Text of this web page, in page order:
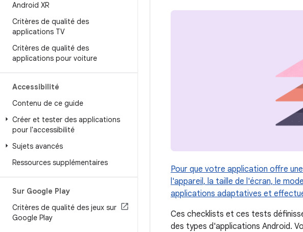
Android XR
Critères de qualité des
applications TV
Critères de qualité des
applications pour voiture
Accessibilité
Contenu de ce guide
Créer et tester des applications
pour l'accessibilité
Sujets avancés
Ressources supplémentaires
Sur Google Play
Critères de qualité des jeux sur
Google Play
Pour que votre application offre
l'appareil, la taille de l'écran, le
applications adaptatives et
Ces checklists et ces tests
des types d'applications Android.